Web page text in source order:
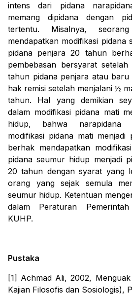
intens dari pidana
memang dipidana dengan
tertentu. Misalnya,
mendapatkan modifikasi pidana
pidana penjara 20 tahun
pembebasan bersyarat
tahun pidana penjara atau
hak remisi setelah menjalani ½
tahun. Hal yang demikian
dalam modifikasi pidana mati
hidup, bahwa narapidana
modifikasi pidana mati menjadi
berhak mendapatkan
pidana seumur hidup menjadi
20 tahun dengan syarat yang
orang yang sejak semula
seumur hidup. Ketentuan
dalam Peraturan
KUHP.
Pustaka
[1] Achmad Ali, 2002,
Kajian Filosofis dan Sosiologis),